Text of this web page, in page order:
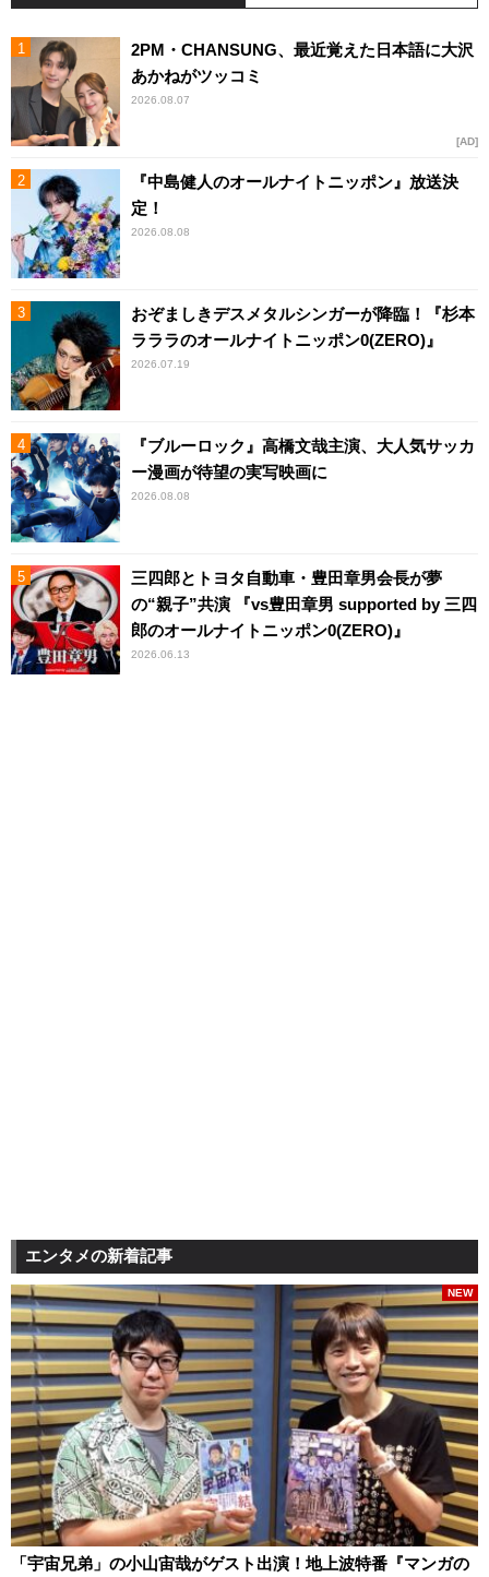
2PM・CHANSUNG、最近覚えた日本語に大沢
あかねがツッコミ
2026.08.07
AD
『中島健人のオールナイトニッポン』放送決
定！
2026.08.08
おぞましきデスメタルシンガーが降臨！『杉本
ラララのオールナイトニッポン0(ZERO)』
2026.07.19
『ブルーロック』高橋文哉主演、大人気サッカ
ー漫画が待望の実写映画に
2026.08.08
三四郎とトヨタ自動車・豊田章男会長が夢
の“親子”共演 『vs豊田章男 supported by 三四
郎のオールナイトニッポン0(ZERO)』
2026.06.13
エンタメの新着記事
「宇宙兄弟」の小山宙哉がゲスト出演！地上波特番『マンガの
NEW